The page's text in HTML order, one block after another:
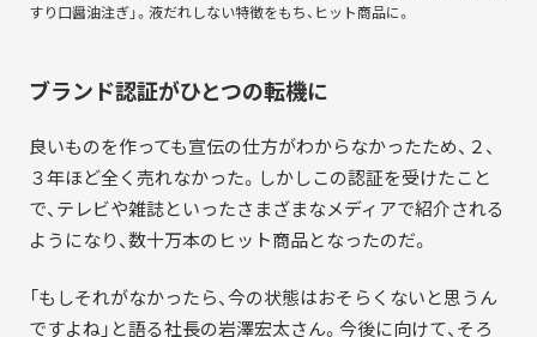
すり口醤油注ぎ」。液だれしない特徴をもち、ヒット商品に。
ブランド認証がひとつの転機に
良いものを作っても宣伝の仕方がわからなかったため、２、
３年ほど全く売れなかった。しかしこの認証を受けたこと
で、テレビや雑誌といったさまざまなメディアで紹介される
ようになり、数十万本のヒット商品となったのだ。
「もしそれがなかったら、今の状態はおそらくないと思うん
ですよね」と語る社長の岩澤宏太さん。今後に向けて、そろ